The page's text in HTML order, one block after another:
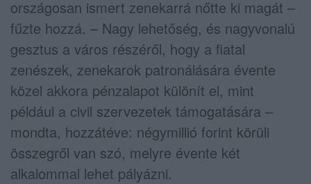
országosan ismert zenekarrá nőtte ki magát –
fűzte hozzá. – Nagy lehetőség, és nagyvonalú
gesztus a város részéről, hogy a fiatal
zenészek, zenekarok patronálására évente
közel akkora pénzalapot különít el, mint
például a civil szervezetek támogatására –
mondta, hozzátéve: négymillió forint körüli
összegről van szó, melyre évente két
alkalommal lehet pályázni.